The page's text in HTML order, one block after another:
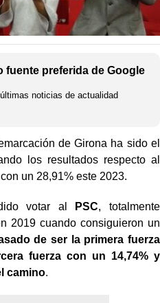
fuente preferida de Google
noticias de actualidad
de Girona ha sido el
los resultados respecto al
un 28,91% este 2023.
votar al PSC, totalmente
2019 cuando consiguieron un
de ser la primera fuerza
fuerza con un 14,74% y
camino.